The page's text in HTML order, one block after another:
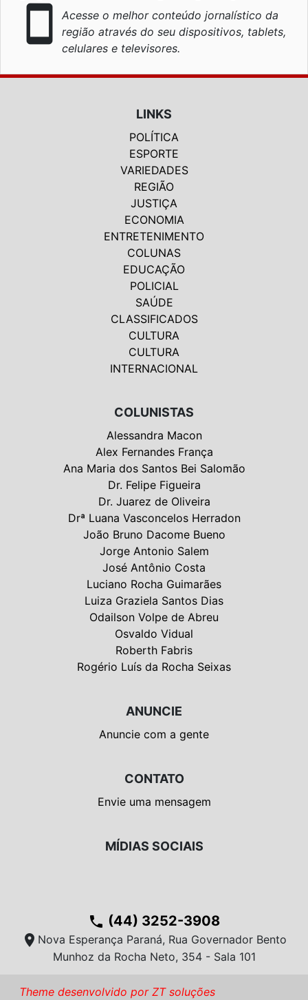
smartphone
Acesse o melhor conteúdo jornalístico da
região através do seu dispositivos, tablets,
celulares e televisores.
LINKS
POLÍTICA
ESPORTE
VARIEDADES
REGIÃO
JUSTIÇA
ECONOMIA
ENTRETENIMENTO
COLUNAS
EDUCAÇÃO
POLICIAL
SAÚDE
CLASSIFICADOS
CULTURA
CULTURA
INTERNACIONAL
COLUNISTAS
Alessandra Macon
Alex Fernandes França
Ana Maria dos Santos Bei Salomão
Dr. Felipe Figueira
Dr. Juarez de Oliveira
Drª Luana Vasconcelos Herradon
João Bruno Dacome Bueno
Jorge Antonio Salem
José Antônio Costa
Luciano Rocha Guimarães
Luiza Graziela Santos Dias
Odailson Volpe de Abreu
Osvaldo Vidual
Roberth Fabris
Rogério Luís da Rocha Seixas
ANUNCIE
Anuncie com a gente
CONTATO
Envie uma mensagem
MÍDIAS SOCIAIS
phone (44) 3252-3908
location_on Nova Esperança Paraná, Rua Governador Bento
Munhoz da Rocha Neto, 354 - Sala 101
Theme desenvolvido por ZT soluções